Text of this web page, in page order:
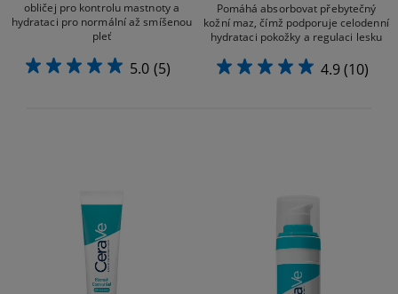
obličej pro kontrolu mastnoty a
hydrataci pro normální až smíšenou
pleť
5.0 (5)
Pomáhá absorbovat přebytečný
kožní maz, čímž podporuje celodenní
hydrataci pokožky a regulaci lesku
4.9(10)